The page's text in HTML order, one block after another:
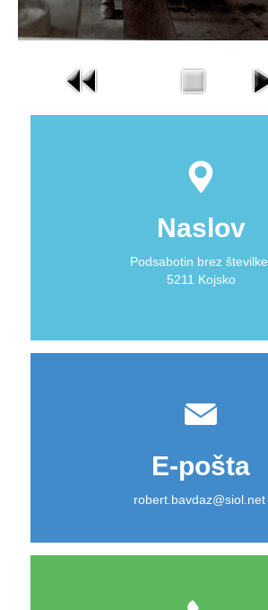
Naslov
Podsabotin brez številke,
5211 Kojsko
E-pošta
robert.bavdaz@siol.net